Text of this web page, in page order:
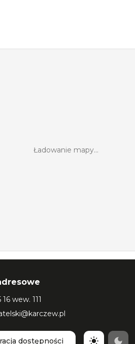
Ładowanie mapy...
wew. 111
dostępności